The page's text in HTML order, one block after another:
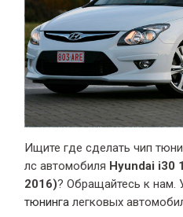
Ищите где сделать чип
лс автомобиля Hyundai i30
2016)? Обращайтесь к
тюнинга легковых